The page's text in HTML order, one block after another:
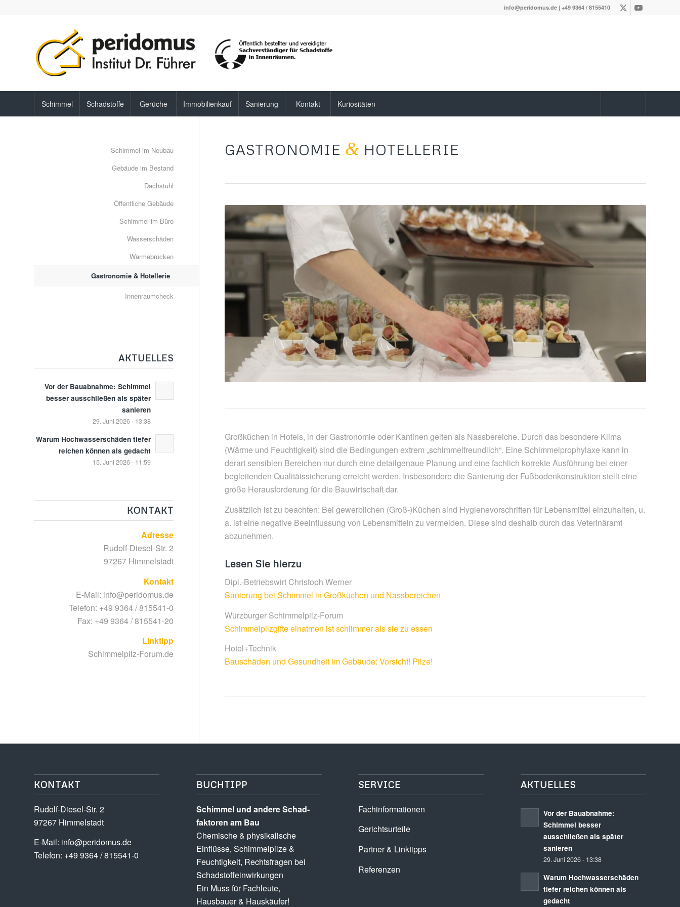
info@peridomus.de | +49 9364 / 8155410
Schimmel Schadstoffe Gerüche Immobilienkauf Sanierung Kontakt Kuriositäten
GASTRONOMIE & HOTELLERIE
Großküchen in Hotels, in der Gastronomie oder Kantinen gelten als Nassbereiche. Durch das besondere Klima
(Wärme und Feuchtigkeit) sind die Bedingungen extrem „schimmelfreundlich“. Eine Schimmelprophylaxe kann in
derart sensiblen Bereichen nur durch eine detailgenaue Planung und eine fachlich korrekte Ausführung bei einer
begleitenden Qualitätssicherung erreicht werden. Insbesondere die Sanierung der Fußbodenkonstruktion stellt eine
große Herausforderung für die Bauwirtschaft dar.
Zusätzlich ist zu beachten: Bei gewerblichen (Groß-)Küchen sind Hygienevorschriften für Lebensmittel einzuhalten, u.
a. ist eine negative Beeinflussung von Lebensmitteln zu vermeiden. Diese sind deshalb durch das Veterinäramt
abzunehmen.
Lesen Sie hierzu
Dipl.-Betriebswirt Christoph Werner
Sanierung bei Schimmel in Großküchen und Nassbereichen
Würzburger Schimmelpilz-Forum
Schimmelpilzgifte einatmen ist schlimmer als sie zu essen
Hotel+Technik
Bauschäden und Gesundheit im Gebäude: Vorsicht! Pilze!
Schimmel im Neubau
Gebäude im Bestand
Dachstuhl
Öffentliche Gebäude
Schimmel im Büro
Wasserschäden
Wärmebrücken
Gastronomie & Hotellerie
Innenraumcheck
AKTUELLES
Vor der Bauabnahme: Schimmel
besser ausschließen als später
sanieren
29. Juni 2026 - 13:38
Warum Hochwasserschäden tiefer
reichen können als gedacht
15. Juni 2026 - 11:59
KONTAKT
Adresse
Rudolf-Diesel-Str. 2
97267 Himmelstadt
Kontakt
E-Mail: info@peridomus.de
Telefon: +49 9364 / 815541-0
Fax: +49 9364 / 815541-20
Linktipp
Schimmelpilz-Forum.de
KONTAKT
Rudolf-Diesel-Str. 2
97267 Himmelstadt
E-Mail: info@peridomus.de
Telefon: +49 9364 / 815541-0
BUCHTIPP
Schimmel und andere Schad­­
faktoren am Bau
Chemische & physikalische
Einflüsse, Schimmel­pilze &
Feuchtigkeit, Rechts­fragen bei
Schadstoff­einwirkungen
Ein Muss für Fachleute,
Hausbauer & Hauskäufer!
SERVICE
Fachinformationen
Gerichtsurteile
Partner & Linktipps
Referenzen
AKTUELLES
Vor der Bauabnahme:
Schimmel besser
ausschließen als später
sanieren
29. Juni 2026 - 13:38
Warum Hochwasserschäden
tiefer reichen können als
gedacht